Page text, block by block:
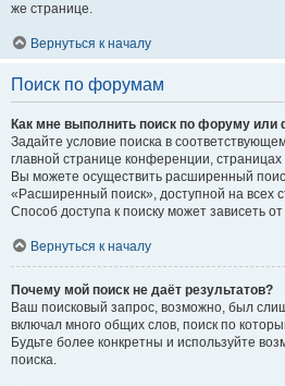
же странице.
Вернуться к началу
Поиск по форумам
Как мне выполнить поиск по форуму
Задайте условие поиска в
главной странице конференции,
Вы можете осуществить расширенный
«Расширенный поиск», доступной на всех
Способ доступа к поиску может зависеть
Вернуться к началу
Почему мой поиск не даёт результатов?
Ваш поисковый запрос, возможно, был
включал много общих слов, поиск по
Будьте более конкретны и используйте
поиска.